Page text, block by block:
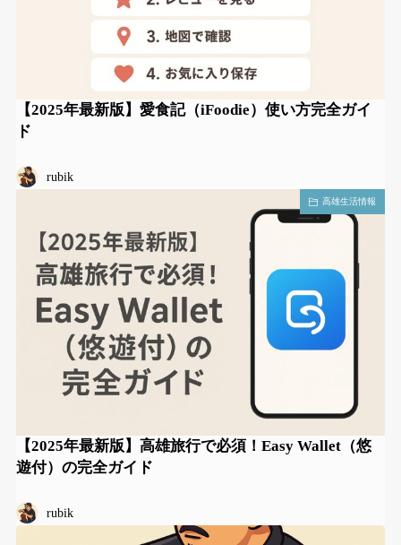
【2025年最新版】愛食記（iFoodie）使い方完全ガイ
ド
rubik
高雄生活情報
【2025年最新版】高雄旅行で必須！Easy Wallet（悠
遊付）の完全ガイド
rubik